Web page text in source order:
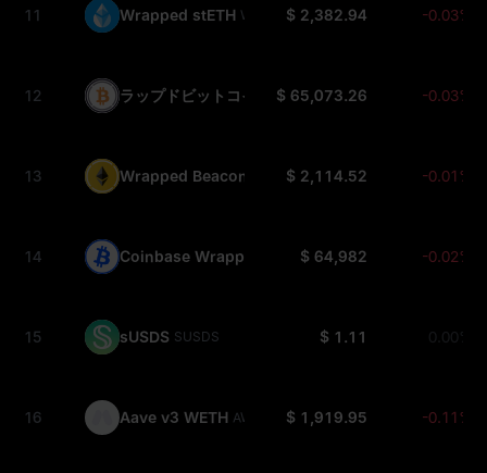
11 Wrapped stETH WSTETH$ 2,382.94 -0.03%
12 ラップドビットコイン WBTC
$ 65,073.26 -0.03%
13 Wrapped Beacon ETH WBETH
$ 2,114.52 -0.01%
14 Coinbase Wrapped BTC CBBTC
$ 64,982 -0.02%
15 sUSDS SUSDS $ 1.11 0.00%
16 Aave v3 WETH AWETH $ 1,919.95 -0.11%